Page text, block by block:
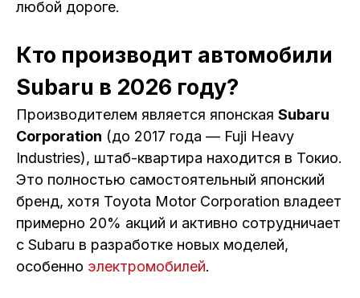
любой дороге.
Кто производит автомобили
Subaru в 2026 году?
Производителем является японская Subaru
Corporation (до 2017 года — Fuji Heavy
Industries), штаб-квартира находится в Токио.
Это полностью самостоятельный японский
бренд, хотя Toyota Motor Corporation владеет
примерно 20% акций и активно сотрудничает
с Subaru в разработке новых моделей,
особенно электромобилей.